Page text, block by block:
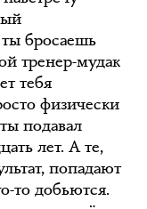
ты бросаешь
тренер-мудак
тебя
физически
подавал
лет. А те,
попадают
то добьются.